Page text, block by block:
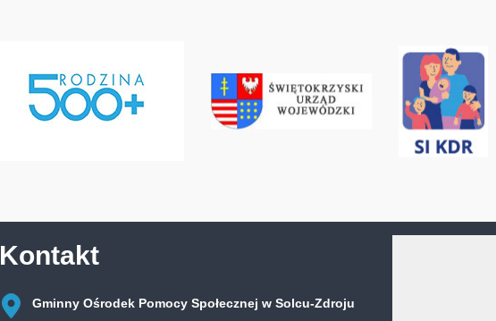
Kontakt
Gminny Ośrodek Pomocy Społecznej w Solcu-Zdroju